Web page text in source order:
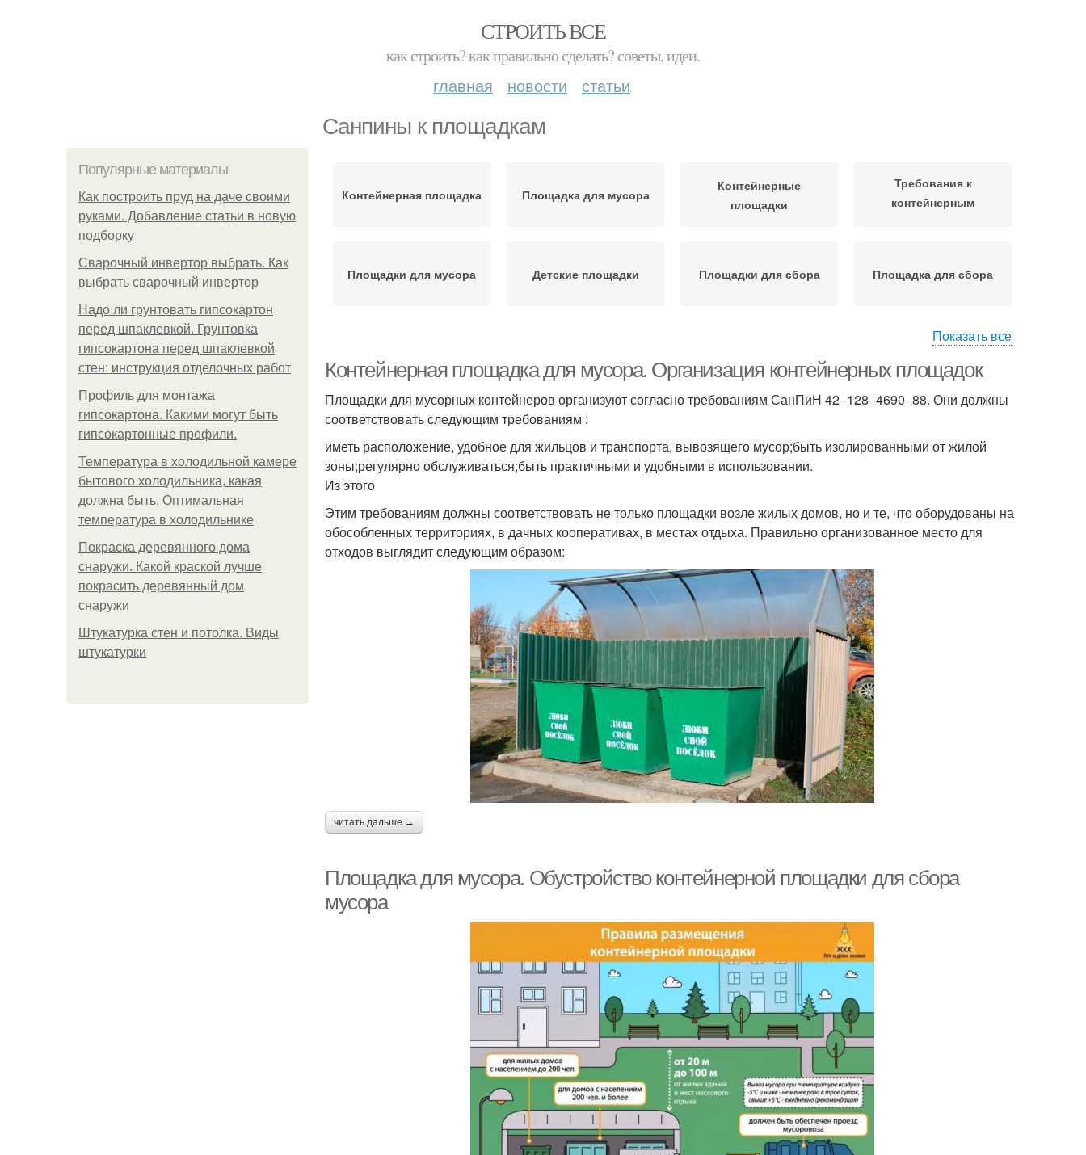
СТРОИТЬ ВСЕ
как строить? как правильно сделать? советы, идеи.
главная новости статьи
Санпины к площадкам
Популярные материалы
Как построить пруд на даче своими
руками. Добавление статьи в новую
подборку
Сварочный инвертор выбрать. Как
выбрать сварочный инвертор
Надо ли грунтовать гипсокартон
перед шпаклевкой. Грунтовка
гипсокартона перед шпаклевкой
стен: инструкция отделочных работ
Профиль для монтажа
гипсокартона. Какими могут быть
гипсокартонные профили.
Температура в холодильной камере
бытового холодильника, какая
должна быть. Оптимальная
температура в холодильнике
Покраска деревянного дома
снаружи. Какой краской лучше
покрасить деревянный дом
снаружи
Штукатурка стен и потолка. Виды
штукатурки
Контейнерная площадка Площадка для мусора
Контейнерные
площадки
Требования к
контейнерным
Площадки для мусора Детские площадки Площадки для сбора Площадка для сбора
площадки
Показать все
Контейнерная площадка для мусора. Организация контейнерных площадок
Площадки для мусорных контейнеров организуют согласно требованиям СанПиН 42−128−4690−88. Они должны
соответствовать следующим требованиям :
иметь расположение, удобное для жильцов и транспорта, вывозящего мусор;быть изолированными от жилой
зоны;регулярно обслуживаться;быть практичными и удобными в использовании.
Из этого
Этим требованиям должны соответствовать не только площадки возле жилых домов, но и те, что оборудованы на
обособленных территориях, в дачных кооперативах, в местах отдыха. Правильно организованное место для
отходов выглядит следующим образом:
читать дальше →
Площадка для мусора. Обустройство контейнерной площадки для сбора
мусора